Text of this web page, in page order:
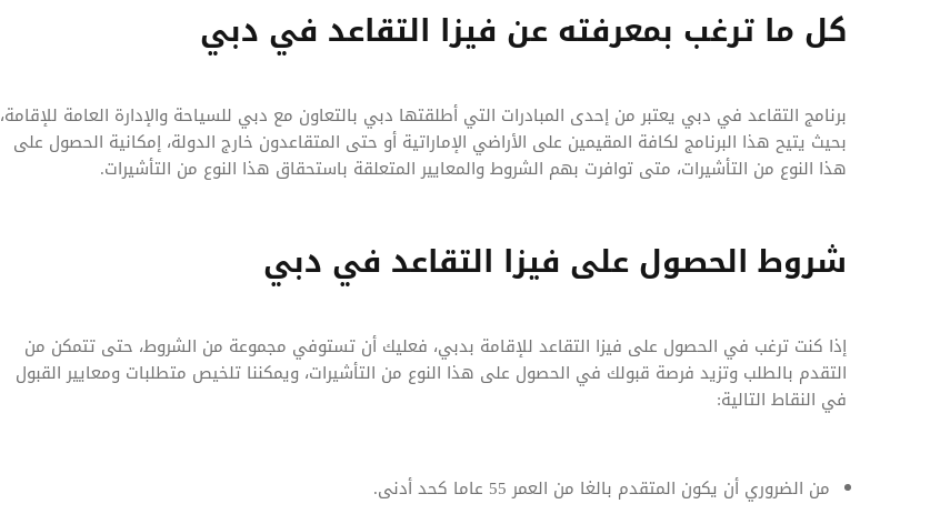
كل ما ترغب بمعرفته عن فيزا التقاعد في دبي
برنامج التقاعد في دبي يعتبر من إحدى المبادرات التي أطلقتها دبي بالتعاون مع دبي للسياحة والإدارة العامة للإقامة،
بحيث يتيح هذا البرنامج لكافة المقيمين على الأراضي الإماراتية أو حتى المتقاعدون خارج الدولة، إمكانية الحصول على
هذا النوع من التأشيرات، متى توافرت بهم الشروط والمعايير المتعلقة باستحقاق هذا النوع من التأشيرات.
شروط الحصول على فيزا التقاعد في دبي
إذا كنت ترغب في الحصول على فيزا التقاعد للإقامة بدبي، فعليك أن تستوفي مجموعة من الشروط، حتى تتمكن من
التقدم بالطلب وتزيد فرصة قبولك في الحصول على هذا النوع من التأشيرات، ويمكننا تلخيص متطلبات ومعايير القبول
في النقاط التالية:
من الضروري أن يكون المتقدم بالغا من العمر 55 عاما كحد أدنى.